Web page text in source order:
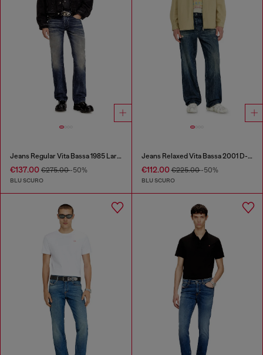
Jeans Regular Vita Bassa 1985 Larkee
€137.00 €275.00-50%
BLU SCURO
Jeans Relaxed Vita Bassa 2001 D-Macro
€112.00€225.00-50%
BLU SCURO